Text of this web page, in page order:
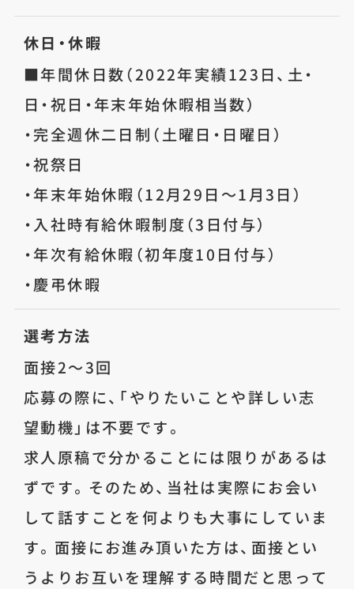
休日・休暇
■年間休日数（2022年実績123日、土・
日・祝日・年末年始休暇相当数）
・完全週休二日制（土曜日・日曜日）
・祝祭日
・年末年始休暇（12月29日～1月3日）
・入社時有給休暇制度（3日付与）
・年次有給休暇（初年度10日付与）
・慶弔休暇
選考方法
面接2～3回
応募の際に、「やりたいことや詳しい志
望動機」は不要です。
求人原稿で分かることには限りがあるは
ずです。そのため、当社は実際にお会い
して話すことを何よりも大事にしていま
す。面接にお進み頂いた方は、面接とい
うよりお互いを理解する時間だと思って